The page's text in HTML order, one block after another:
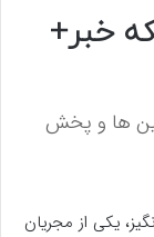
خبر+
ها و پخش
یکی از مجریان